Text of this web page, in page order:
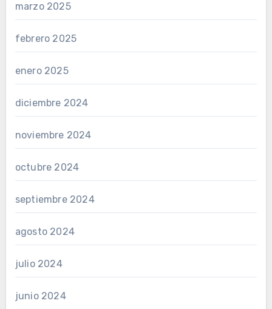
marzo 2025
febrero 2025
enero 2025
diciembre 2024
noviembre 2024
octubre 2024
septiembre 2024
agosto 2024
julio 2024
junio 2024